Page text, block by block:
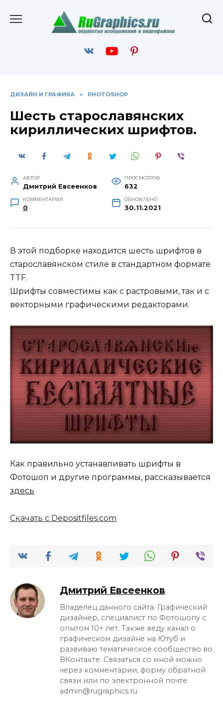
содержанию
ДИЗАЙН И ГРАФИКА » PHOTOSHOP
Шесть старославянских
кириллических шрифтов.
АВТОР
Дмитрий Евсеенков
ПРОСМОТРОВ
632
КОММЕНТАРИИ
0
ОБНОВЛЕНО
30.11.2021
В этой подборке находится шесть шрифтов в
старославянском стиле в стандартном формате
TTF.
Шрифты совместимы как с растровыми, так и с
векторными графическими редакторами.
Как правильно устанавливать шрифты в
Фотошоп и другие программы, рассказывается
здесь
Скачать с Depositfiles.com
Дмитрий Евсеенков
Владелец данного сайта. Графический
дизайнер, специалист по Фотошопу с
опытом 10+ лет. Также веду канал о
графическом дизайне на Ютуб и
развиваю тематическое сообщество во
ВКонтакте. Связаться со мной можно
через комментарии, форму обратной
связи или по электронной почте
admin@rugraphics.ru